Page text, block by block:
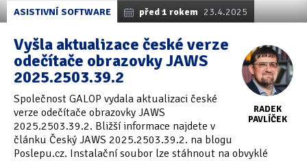
ASISTIVNÍ SOFTWARE před 1 rokem 23.4.2025
RADEK
PAVLÍČEK
Vyšla aktualizace české verze
odečítače obrazovky JAWS
2025.2503.39.2
Společnost GALOP vydala aktualizaci české
verze odečítače obrazovky JAWS
2025.2503.39.2. Bližší informace najdete v
článku Český JAWS 2025.2503.39.2. na blogu
Poslepu.cz. Instalační soubor lze stáhnout na obvyklé